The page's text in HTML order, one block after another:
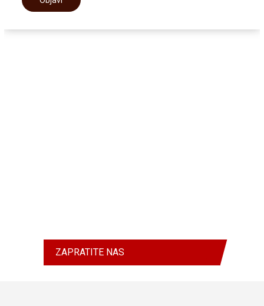
ZAPRATITE NAS